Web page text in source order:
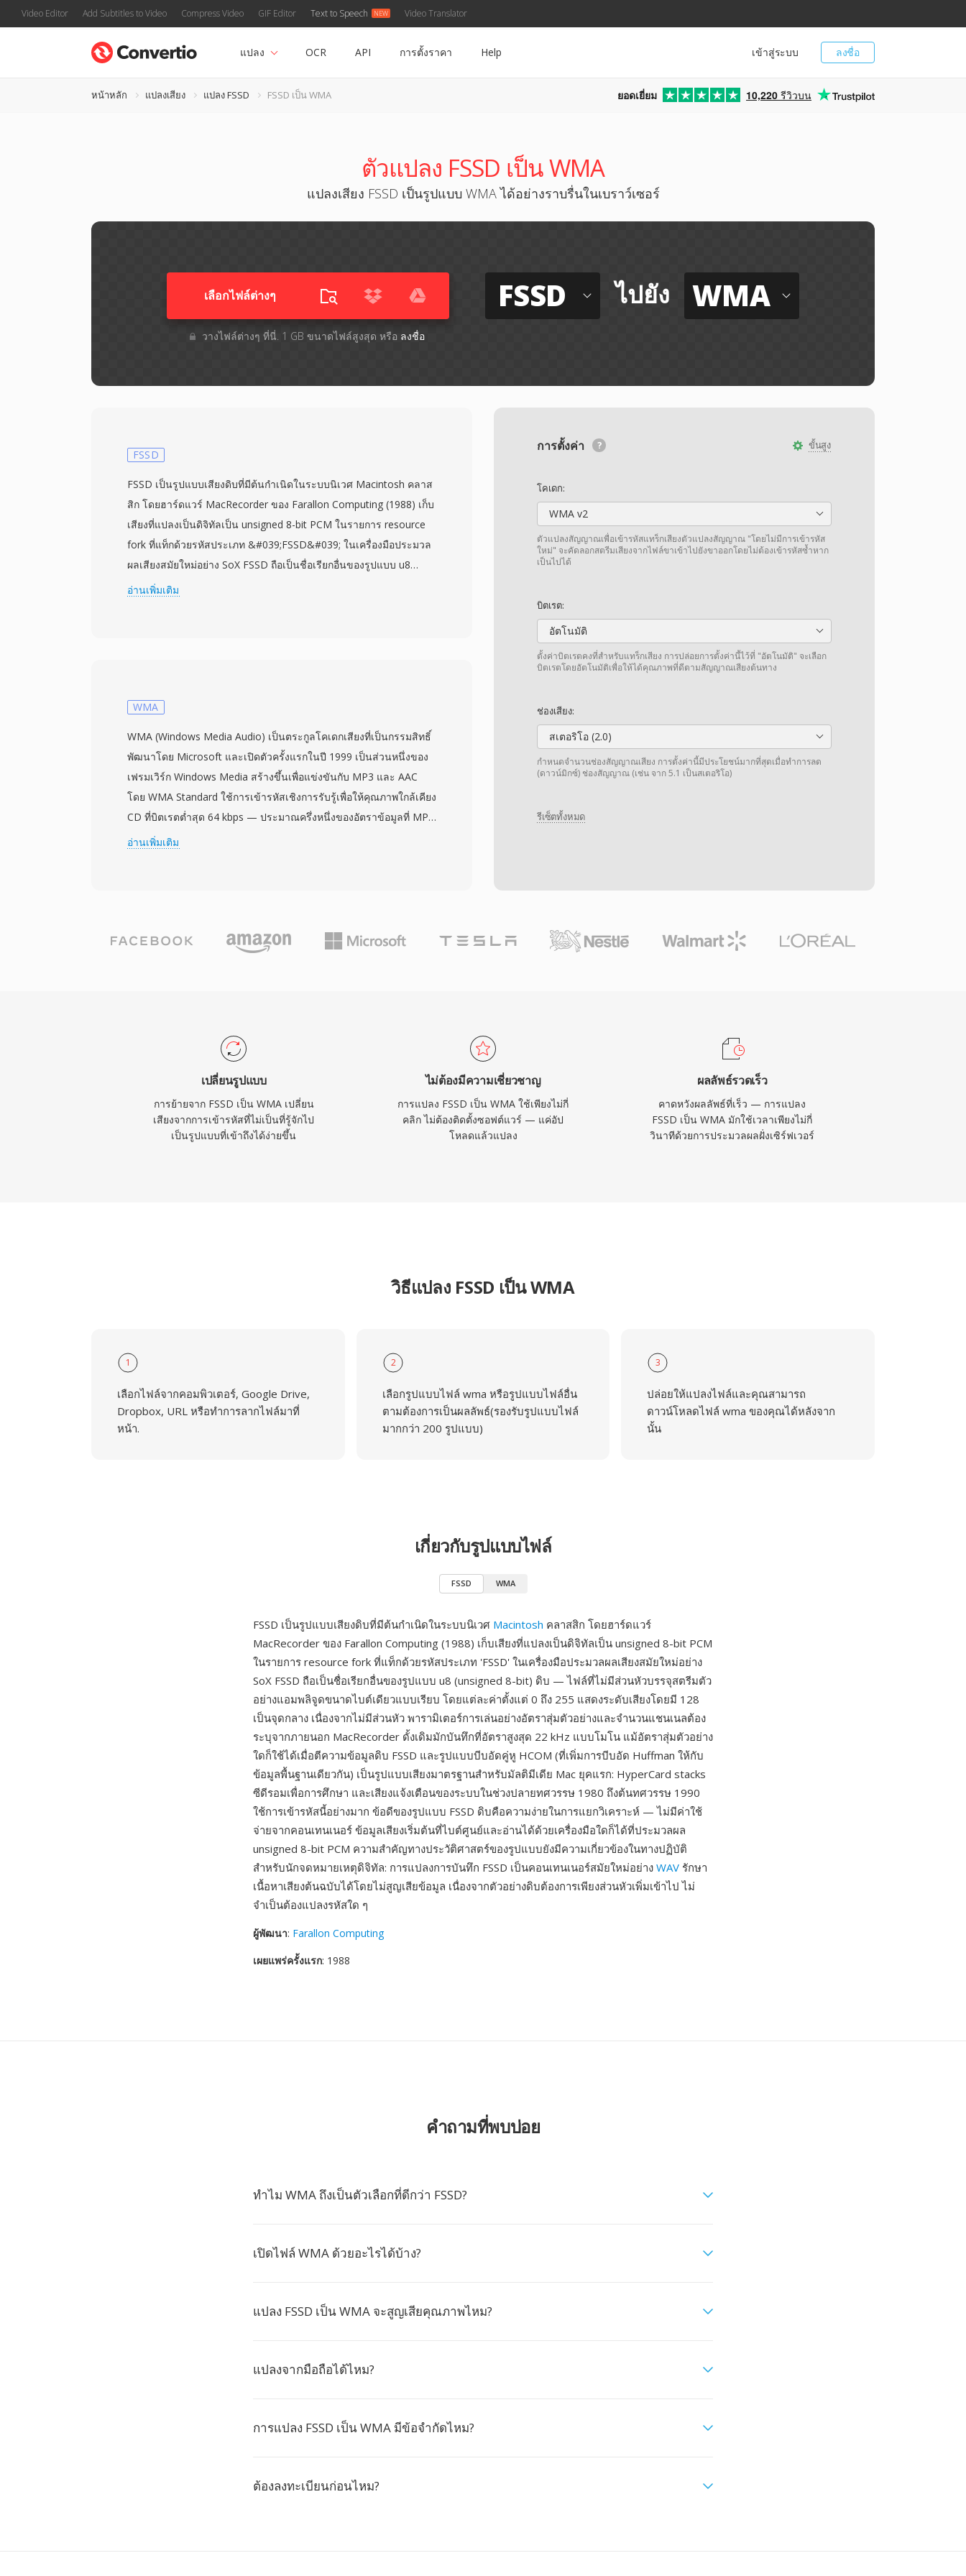
Video Editor Add Subtitles to Video Compress Video GIF Editor Text to Speech Video Translator
ลงชื่อ
เข้าสู่ระบบ
แปลง OCR API การตั้งราคา Help
หน้าหลัก แปลงเสียง แปลง FSSD FSSD เป็น WMA ยอดเยี่ยม 10,220 รีวิวบน
ตัวแปลง FSSD เป็น WMA
แปลงเสียง FSSD เป็นรูปแบบ WMA ได้อย่างราบรื่นในเบราว์เซอร์
เลือกไฟล์ต่างๆ​
วางไฟล์ต่างๆ​ ที่นี่. 1 GB ขนาดไฟล์สูงสุด หรือ ลงชื่อ
FSSD ไปยัง WMA
ขั้นสูง
การตั้งค่า
โคเดก:
WMA v2
ตัวแปลงสัญญาณเพื่อเข้ารหัสแทร็กเสียงตัวแปลงสัญญาณ "โดยไม่มีการเข้ารหัส
ใหม่" จะคัดลอกสตรีมเสียงจากไฟล์ขาเข้าไปยังขาออกโดยไม่ต้องเข้ารหัสซ้ำหาก
เป็นไปได้
บิตเรต:
อัตโนมัติ
ตั้งค่าบิตเรตคงที่สำหรับแทร็กเสียง การปล่อยการตั้งค่านี้ไว้ที่ "อัตโนมัติ" จะเลือก
บิตเรตโดยอัตโนมัติเพื่อให้ได้คุณภาพที่ดีตามสัญญาณเสียงต้นทาง
ช่องเสียง:
สเตอริโอ (2.0)
กำหนดจำนวนช่องสัญญาณเสียง การตั้งค่านี้มีประโยชน์มากที่สุดเมื่อทำการลด
(ดาวน์มิกซ์) ช่องสัญญาณ (เช่น จาก 5.1 เป็นสเตอริโอ)
รีเซ็ตทั้งหมด
FSSD
FSSD เป็นรูปแบบเสียงดิบที่มีต้นกำเนิดในระบบนิเวศ Macintosh คลาส
สิก โดยฮาร์ดแวร์ MacRecorder ของ Farallon Computing (1988) เก็บ
เสียงที่แปลงเป็นดิจิทัลเป็น unsigned 8-bit PCM ในรายการ resource
fork ที่แท็กด้วยรหัสประเภท &#039;FSSD&#039; ในเครื่องมือประมวล
ผลเสียงสมัยใหม่อย่าง SoX FSSD ถือเป็นชื่อเรียกอื่นของรูปแบบ u8
(unsigned 8-bit) ดิบ — ไฟล์ที่ไม่มีส่วนหัวบรรจุสตรีมตัวอย่างแอมพลิจูด
HCOM (ที่เพิ่มการบีบอัด Huffman ให้กับข้อมูลพื้นฐานเดียวกัน) เป็นรูป
ซีดีรอมเพื่อการศึกษา และเสียงแจ้งเตือนของระบบในช่วงปลายทศวรรษ
คอนเทนเนอร์ ข้อมูลเสียงเริ่มต้นที่ไบต์ศูนย์และอ่านได้ด้วยเครื่องมือใด
ก็ได้ที่ประมวลผล unsigned 8-bit PCM ความสำคัญทางประวัติศาสตร์
ของรูปแบบยังมีความเกี่ยวข้องในทางปฏิบัติสำหรับนักจดหมายเหตุ
อ่านเพิ่มเติม
WMA
WMA (Windows Media Audio) เป็นตระกูลโคเดกเสียงที่เป็นกรรมสิทธิ์
พัฒนาโดย Microsoft และเปิดตัวครั้งแรกในปี 1999 เป็นส่วนหนึ่งของ
เฟรมเวิร์ก Windows Media สร้างขึ้นเพื่อแข่งขันกับ MP3 และ AAC
โดย WMA Standard ใช้การเข้ารหัสเชิงการรับรู้เพื่อให้คุณภาพใกล้เคียง
CD ที่บิตเรตต่ำสุด 64 kbps — ประมาณครึ่งหนึ่งของอัตราข้อมูลที่ MP3
ต้องการสำหรับผลลัพธ์ที่เทียบเคียงได้ ตระกูลโคเดกขยายตัวรวมถึง
Zune ทำให้ WMA มีข้อได้เปรียบด้านการเผยแพร่ตลอดทศวรรษ 2000
และการรองรับการจัดการสิทธิ์ดิจิทัล (DRM) ทำให้เป็นที่น่าสนใจสำหรับ
FFmpeg และ GStreamer แม้ว่า WMA จะยังเข้ากันได้น้อยกว่า MP3
หรือ AAC บนอุปกรณ์ที่ไม่ใช่ของ Microsoft รูปแบบนี้ยังคงปรากฏใน
ไลบรารีสื่อเก่า แม้โคเดกรุ่นใหม่จะเข้ามาแทนที่เป็นส่วนใหญ่สำหรับกา
รสตรีมและการใช้งานพกพา
อ่านเพิ่มเติม
เปลี่ยนรูปแบบ
การย้ายจาก FSSD เป็น WMA เปลี่ยน
เสียงจากการเข้ารหัสที่ไม่เป็นที่รู้จักไป
เป็นรูปแบบที่เข้าถึงได้ง่ายขึ้น
ไม่ต้องมีความเชี่ยวชาญ
การแปลง FSSD เป็น WMA ใช้เพียงไม่กี่
คลิก ไม่ต้องติดตั้งซอฟต์แวร์ — แค่อัป
โหลดแล้วแปลง
ผลลัพธ์รวดเร็ว
คาดหวังผลลัพธ์ที่เร็ว — การแปลง
FSSD เป็น WMA มักใช้เวลาเพียงไม่กี่
วินาทีด้วยการประมวลผลฝั่งเซิร์ฟเวอร์
วิธีแปลง FSSD เป็น WMA
1
เลือกไฟล์จากคอมพิวเตอร์, Google Drive,
Dropbox, URL หรือทำการลากไฟล์มาที่
หน้า.
2
เลือกรูปแบบไฟล์ wma หรือรูปแบบไฟล์อื่น
ตามต้องการเป็นผลลัพธ์(รองรับรูปแบบไฟล์
มากกว่า 200 รูปแบบ)
3
ปล่อยให้แปลงไฟล์และคุณสามารถ
ดาวน์โหลดไฟล์ wma ของคุณได้หลังจาก
นั้น
เกี่ยวกับรูปแบบไฟล์
FSSD WMA
FSSD เป็นรูปแบบเสียงดิบที่มีต้นกำเนิดในระบบนิเวศ Macintosh คลาสสิก โดยฮาร์ดแวร์
MacRecorder ของ Farallon Computing (1988) เก็บเสียงที่แปลงเป็นดิจิทัลเป็น unsigned 8-bit PCM
ในรายการ resource fork ที่แท็กด้วยรหัสประเภท 'FSSD' ในเครื่องมือประมวลผลเสียงสมัยใหม่อย่าง
SoX FSSD ถือเป็นชื่อเรียกอื่นของรูปแบบ u8 (unsigned 8-bit) ดิบ — ไฟล์ที่ไม่มีส่วนหัวบรรจุสตรีมตัว
อย่างแอมพลิจูดขนาดไบต์เดียวแบบเรียบ โดยแต่ละค่าตั้งแต่ 0 ถึง 255 แสดงระดับเสียงโดยมี 128
เป็นจุดกลาง เนื่องจากไม่มีส่วนหัว พารามิเตอร์การเล่นอย่างอัตราสุ่มตัวอย่างและจำนวนแชนเนลต้อง
ระบุจากภายนอก MacRecorder ดั้งเดิมมักบันทึกที่อัตราสูงสุด 22 kHz แบบโมโน แม้อัตราสุ่มตัวอย่าง
ใดก็ใช้ได้เมื่อตีความข้อมูลดิบ FSSD และรูปแบบบีบอัดคู่หู HCOM (ที่เพิ่มการบีบอัด Huffman ให้กับ
ข้อมูลพื้นฐานเดียวกัน) เป็นรูปแบบเสียงมาตรฐานสำหรับมัลติมีเดีย Mac ยุคแรก: HyperCard stacks
ซีดีรอมเพื่อการศึกษา และเสียงแจ้งเตือนของระบบในช่วงปลายทศวรรษ 1980 ถึงต้นทศวรรษ 1990
ใช้การเข้ารหัสนี้อย่างมาก ข้อดีของรูปแบบ FSSD ดิบคือความง่ายในการแยกวิเคราะห์ — ไม่มีค่าใช้
จ่ายจากคอนเทนเนอร์ ข้อมูลเสียงเริ่มต้นที่ไบต์ศูนย์และอ่านได้ด้วยเครื่องมือใดก็ได้ที่ประมวลผล
unsigned 8-bit PCM ความสำคัญทางประวัติศาสตร์ของรูปแบบยังมีความเกี่ยวข้องในทางปฏิบัติ
สำหรับนักจดหมายเหตุดิจิทัล: การแปลงการบันทึก FSSD เป็นคอนเทนเนอร์สมัยใหม่อย่าง WAV รักษา
เนื้อหาเสียงต้นฉบับได้โดยไม่สูญเสียข้อมูล เนื่องจากตัวอย่างดิบต้องการเพียงส่วนหัวเพิ่มเข้าไป ไม่
จำเป็นต้องแปลงรหัสใด ๆ
ผู้พัฒนา: Farallon Computing
เผยแพร่ครั้งแรก: 1988
คำถามที่พบบ่อย
ทำไม WMA ถึงเป็นตัวเลือกที่ดีกว่า FSSD?
เปิดไฟล์ WMA ด้วยอะไรได้บ้าง?
แปลง FSSD เป็น WMA จะสูญเสียคุณภาพไหม?
แปลงจากมือถือได้ไหม?
การแปลง FSSD เป็น WMA มีข้อจำกัดไหม?
ต้องลงทะเบียนก่อนไหม?